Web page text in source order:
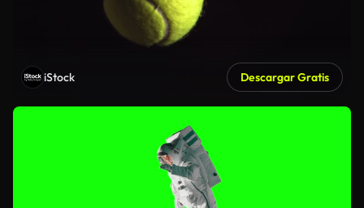
iStock Descargar Gratis